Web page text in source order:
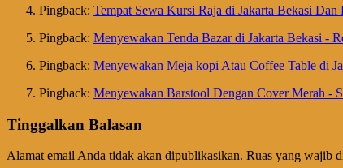
Pingback: Tempat Sewa Kursi Raja di Jakarta Bekasi
Pingback: Menyewakan Tenda Bazar di Jakarta Bekasi -
Pingback: Menyewakan Meja kopi Atau Coffee Table di
Pingback: Menyewakan Barstool Dengan Cover Merah -
Tinggalkan Balasan
Alamat email Anda tidak akan dipublikasikan. Ruas yang wajib